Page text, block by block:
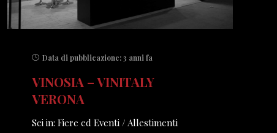
Data di pubblicazione:3 anni fa
VINOSIA – VINITALY
VERONA
Sei in: Fiere ed Eventi / Allestimenti